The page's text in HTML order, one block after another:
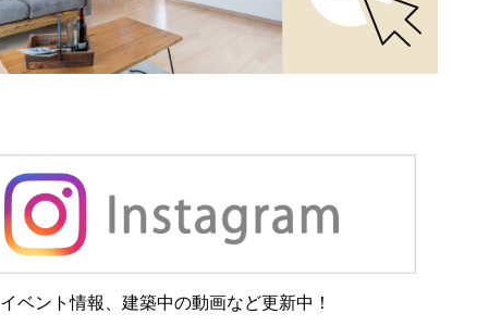
イベント情報、建築中の動画など更新中！